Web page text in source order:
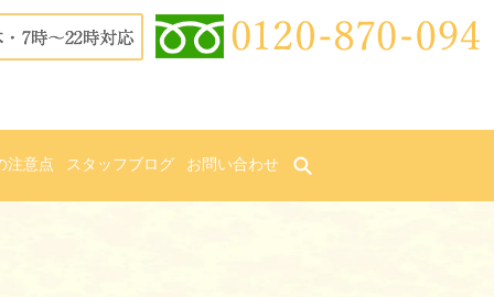
注意点 スタッフブログ お問い合わせ